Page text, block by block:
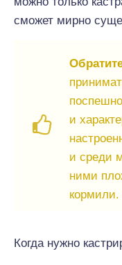
сможет мирно
и
и среди
ними
кормили.
Когда нужно